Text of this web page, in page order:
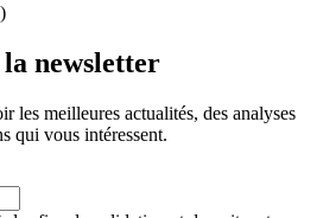
newsletter
les meilleures actualités, des analyses
qui vous intéressent.